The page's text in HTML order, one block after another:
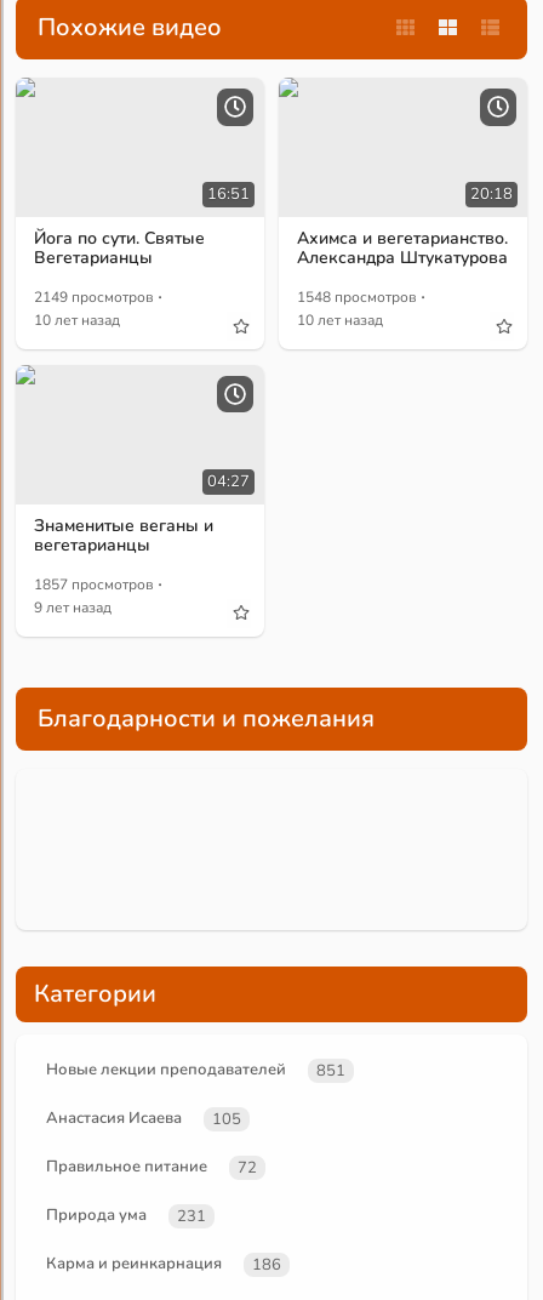
Похожие видео
16:51
Йога по сути. Святые
Вегетарианцы
2149 просмотров ·
10 лет назад
20:18
Ахимса и вегетарианство.
Александра Штукатурова
1548 просмотров ·
10 лет назад
04:27
Знаменитые веганы и
вегетарианцы
1857 просмотров ·
9 лет назад
Благодарности и пожелания
Категории
Новые лекции преподавателей 851
Анастасия Исаева 105
Правильное питание 72
Природа ума 231
Карма и реинкарнация 186